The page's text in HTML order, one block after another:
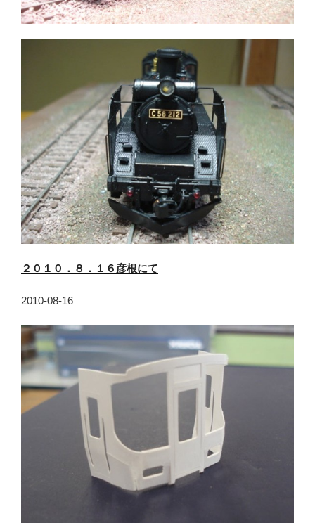
２０１０．８．１６彦根にて
2010-08-16